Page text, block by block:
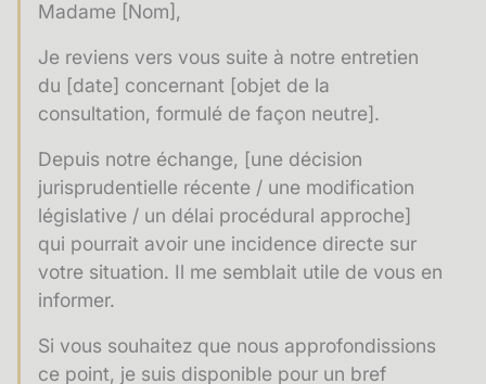
Madame [Nom],
Je reviens vers vous suite à notre entretien
du [date] concernant [objet de la
consultation, formulé de façon neutre].
Depuis notre échange, [une décision
jurisprudentielle récente / une modification
législative / un délai procédural approche]
qui pourrait avoir une incidence directe sur
votre situation. Il me semblait utile de vous en
informer.
Si vous souhaitez que nous approfondissions
ce point, je suis disponible pour un bref